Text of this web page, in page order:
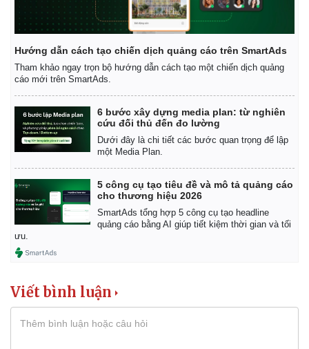
Hướng dẫn cách tạo chiến dịch quảng cáo trên SmartAds
Tham khảo ngay trọn bộ hướng dẫn cách tạo một chiến dịch quảng
cáo mới trên SmartAds.
6 bước xây dựng media plan: từ nghiên
cứu đối thủ đến đo lường
Dưới đây là chi tiết các bước quan trọng để lập
một Media Plan.
5 công cụ tạo tiêu đề và mô tả quảng cáo
cho thương hiệu 2026
SmartAds tổng hợp 5 công cụ tạo headline
quảng cáo bằng AI giúp tiết kiệm thời gian và tối
ưu.
Viết bình luận